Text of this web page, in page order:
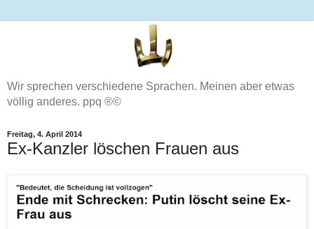
Wir sprechen verschiedene Sprachen. Meinen aber etwas
völlig anderes. ppq ®©
Freitag, 4. April 2014
Ex-Kanzler löschen Frauen aus